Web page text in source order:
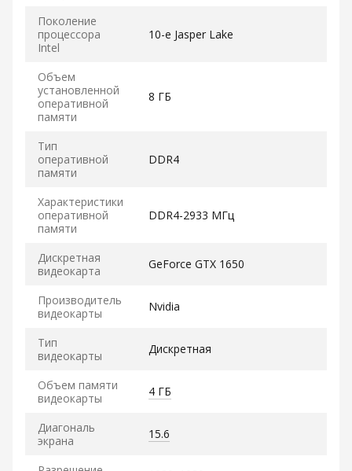
Поколение
процессора
Intel
10-е Jasper Lake
Объем
установленной
оперативной
памяти
8 ГБ
Тип
оперативной
памяти
DDR4
Характеристики
оперативной
памяти
DDR4-2933 МГц
Дискретная
видеокарта
GeForce GTX 1650
Производитель
видеокарты
Nvidia
Тип
видеокарты
Дискретная
Объем памяти
видеокарты
4 ГБ
Диагональ
экрана
15.6